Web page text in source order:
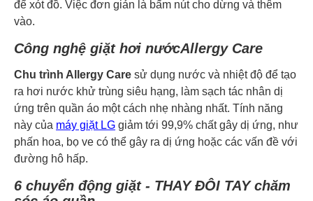
để xót đồ. Việc đơn giản là bấm nút cho dừng và thêm
vào.
Công nghệ giặt hơi nướcAllergy Care
Chu trình Allergy Care sử dụng nước và nhiệt độ để tạo
ra hơi nước khử trùng siêu hạng, làm sạch tác nhân dị
ứng trên quần áo một cách nhẹ nhàng nhất. Tính năng
này của máy giặt LG giảm tới 99,9% chất gây dị ứng, như
phấn hoa, bọ ve có thể gây ra dị ứng hoặc các vấn đề với
đường hô hấp.
6 chuyển động giặt - THAY ĐÔI TAY chăm